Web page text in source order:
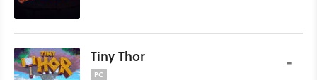
Tiny Thor
PC
-